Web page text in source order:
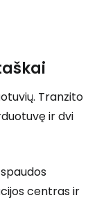
Tranzito
ir dvi
centras ir